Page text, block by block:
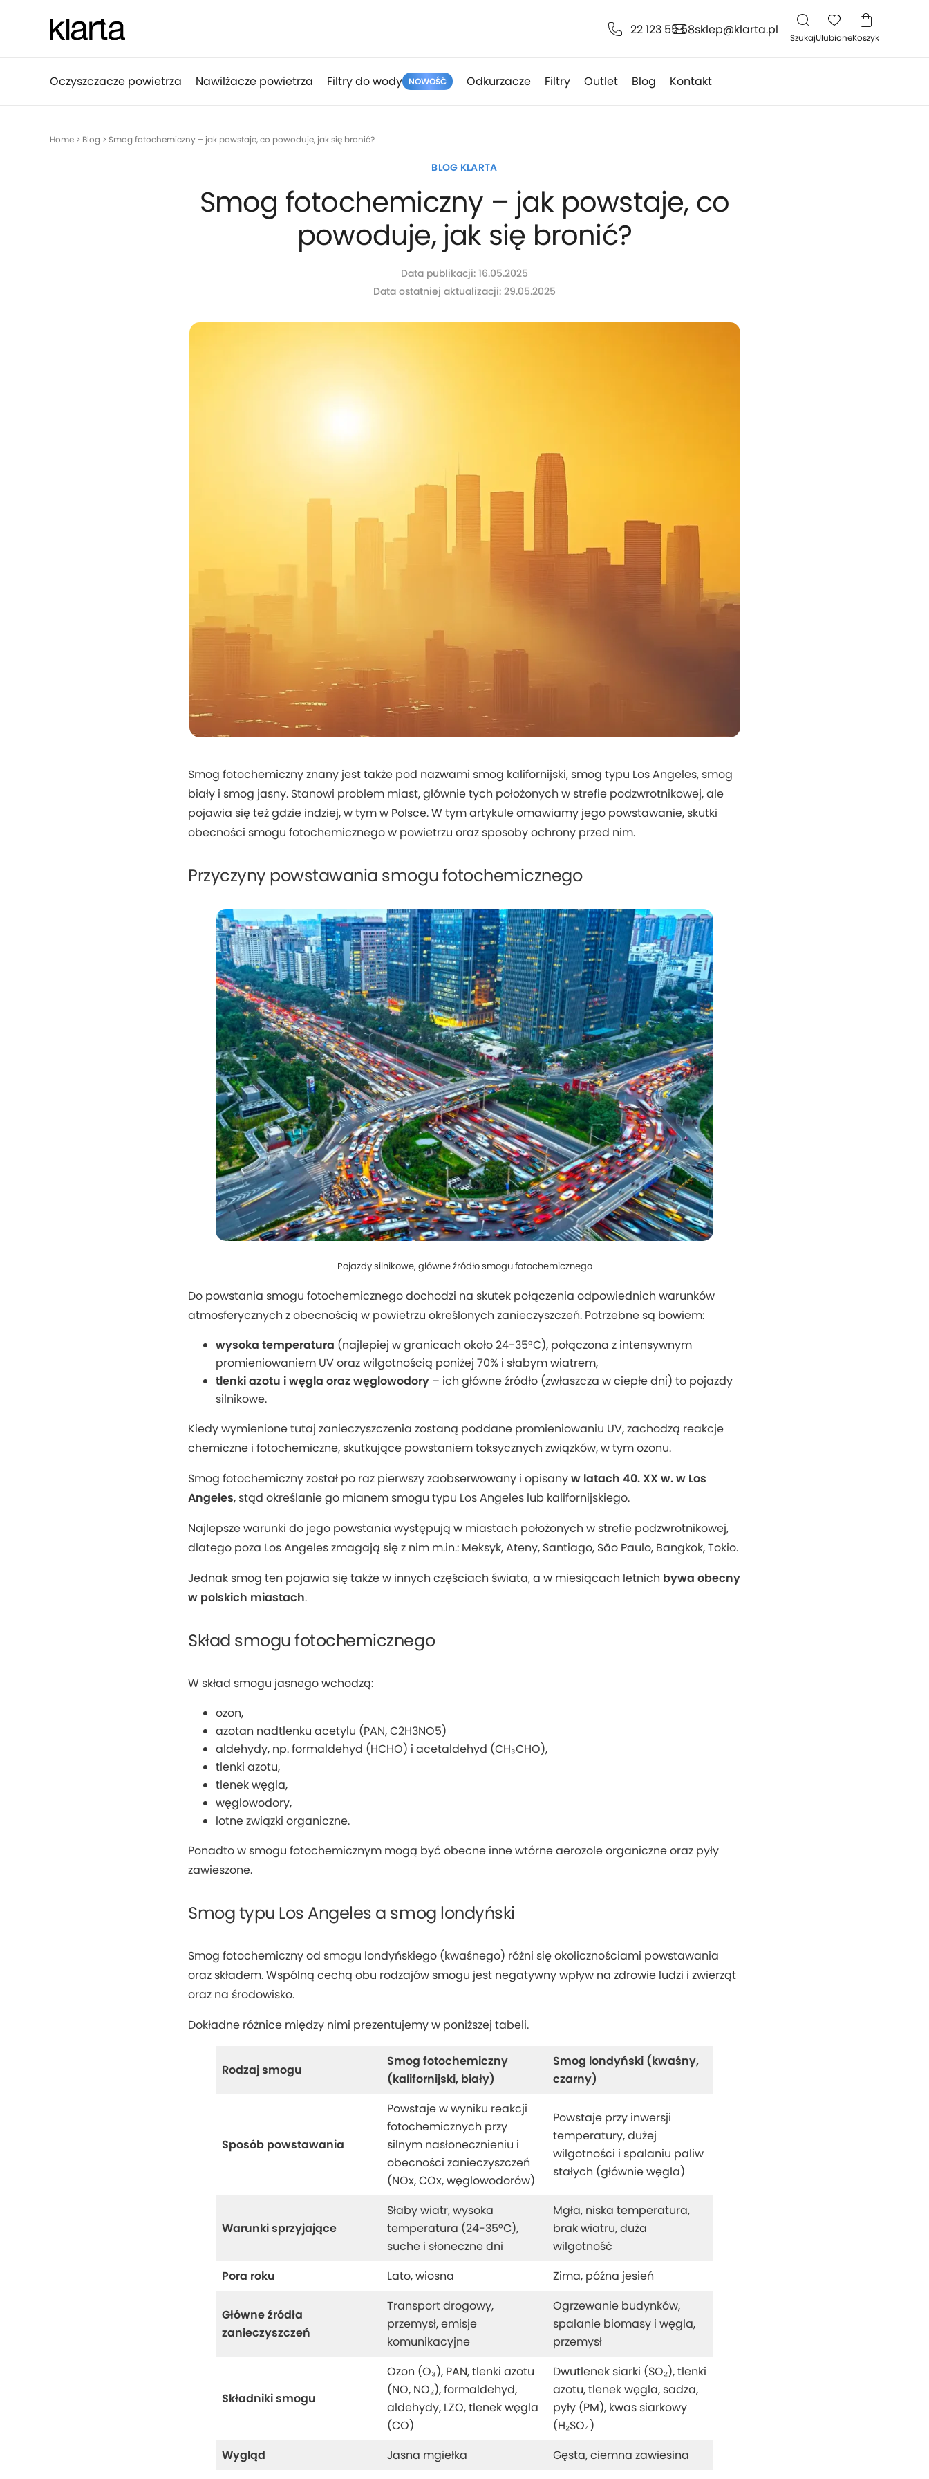
Oczyszczacze powietrza Nawilżacze powietrza Filtry do wody NOWOŚĆ Odkurzacze Filtry Outlet Blog Kontakt
22 123 55 58sklep@klarta.pl
SzukajUlubioneKoszyk
Home > Blog > Smog fotochemiczny – jak powstaje, co powoduje, jak się bronić?
BLOG KLARTA
Smog fotochemiczny – jak powstaje, co
powoduje, jak się bronić?
Data publikacji: 16.05.2025
Data ostatniej aktualizacji: 29.05.2025
Smog fotochemiczny znany jest także pod nazwami smog kalifornijski, smog typu Los Angeles, smog
biały i smog jasny. Stanowi problem miast, głównie tych położonych w strefie podzwrotnikowej, ale
pojawia się też gdzie indziej, w tym w Polsce. W tym artykule omawiamy jego powstawanie, skutki
obecności smogu fotochemicznego w powietrzu oraz sposoby ochrony przed nim.
Przyczyny powstawania smogu fotochemicznego
Pojazdy silnikowe, główne źródło smogu fotochemicznego
Do powstania smogu fotochemicznego dochodzi na skutek połączenia odpowiednich warunków
atmosferycznych z obecnością w powietrzu określonych zanieczyszczeń. Potrzebne są bowiem:
wysoka temperatura (najlepiej w granicach około 24-35°C), połączona z intensywnym
promieniowaniem UV oraz wilgotnością poniżej 70% i słabym wiatrem,
tlenki azotu i węgla oraz węglowodory – ich główne źródło (zwłaszcza w ciepłe dni) to pojazdy
silnikowe.
Kiedy wymienione tutaj zanieczyszczenia zostaną poddane promieniowaniu UV, zachodzą reakcje
chemiczne i fotochemiczne, skutkujące powstaniem toksycznych związków, w tym ozonu.
Smog fotochemiczny został po raz pierwszy zaobserwowany i opisanyw latach 40. XX w. w Los
Angeles, stąd określanie go mianem smogu typu Los Angeles lub kalifornijskiego.
Najlepsze warunki do jego powstania występują w miastach położonych w strefie podzwrotnikowej,
dlatego poza Los Angeles zmagają się z nim m.in.: Meksyk, Ateny, Santiago, São Paulo, Bangkok, Tokio.
Jednak smog ten pojawia się także w innych częściach świata, a w miesiącach letnich bywa obecny
w polskich miastach.
Skład smogu fotochemicznego
W skład smogu jasnego wchodzą:
ozon,
azotan nadtlenku acetylu (PAN, C2H3NO5)
aldehydy, np. formaldehyd (HCHO) i acetaldehyd (CH₃CHO),
tlenki azotu,
tlenek węgla,
węglowodory,
lotne związki organiczne.
Ponadto w smogu fotochemicznym mogą być obecne inne wtórne aerozole organiczne oraz pyły
zawieszone.
Smog typu Los Angeles a smog londyński
Smog fotochemiczny od smogu londyńskiego (kwaśnego) różni się okolicznościami powstawania
oraz składem. Wspólną cechą obu rodzajów smogu jest negatywny wpływ na zdrowie ludzi i zwierząt
oraz na środowisko.
Dokładne różnice między nimi prezentujemy w poniższej tabeli.
Rodzaj smogu
Smog fotochemiczny
(kalifornijski, biały)
Smog londyński (kwaśny,
czarny)
Sposób powstawania
Powstaje w wyniku reakcji
fotochemicznych przy
silnym nasłonecznieniu i
obecności zanieczyszczeń
(NOx, COx, węglowodorów)
Powstaje przy inwersji
temperatury, dużej
wilgotności i spalaniu paliw
stałych (głównie węgla)
Warunki sprzyjające
Słaby wiatr, wysoka
temperatura (24-35°C),
suche i słoneczne dni
Mgła, niska temperatura,
brak wiatru, duża
wilgotność
Pora roku
Lato, wiosna Zima, późna jesień
Główne źródła
zanieczyszczeń
Transport drogowy,
przemysł, emisje
komunikacyjne
Ogrzewanie budynków,
spalanie biomasy i węgla,
przemysł
Składniki smogu
Ozon (O₃), PAN, tlenki azotu
(NO, NO₂), formaldehyd,
aldehydy, LZO, tlenek węgla
(CO)
Dwutlenek siarki (SO₂), tlenki
azotu, tlenek węgla, sadza,
pyły (PM), kwas siarkowy
(H₂SO₄)
Wygląd
Jasna mgiełka
Gęsta, ciemna zawiesina